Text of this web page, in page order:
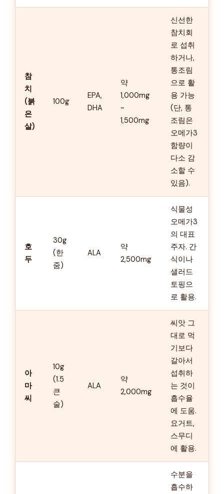
참
치
(붉
은
살)
100g
EPA,
DHA
약
1,000mg
~
1,500mg
신선한
참치회
로 섭취
하거나,
통조림
으로 활
용 가능
(단, 통
조림은
오메가3
함량이
다소 감
소할 수
있음).
호
두
30g
(한
줌)
ALA
약
2,500mg
식물성
오메가3
의 대표
주자. 간
식이나
샐러드
토핑으
로 활용.
아
마
씨
10g
(1.5
큰
술)
ALA
약
2,000mg
씨앗 그
대로 먹
기보다
갈아서
섭취하
는 것이
흡수율
에 도움.
요거트,
스무디
에 활용.
수분을
흡수하